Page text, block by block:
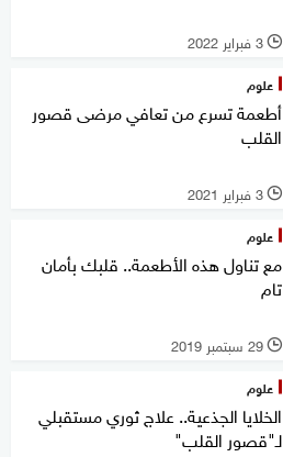
l 3 فبراير 2022
علوم
أطعمة تسرع من تعافي مرضى قصور
القلب
l 3 فبراير 2021
علوم
مع تناول هذه الأطعمة.. قلبك بأمان
تام
l 29 سبتمبر 2019
علوم
الخلايا الجذعية.. علاج ثوري مستقبلي
لـ"قصور القلب"